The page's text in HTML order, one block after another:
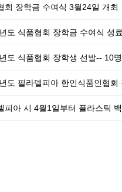
회 장학금 수여식 3월24일 개최
도 식품협회 장학금 수여식 성료
도 식품협회 장학생 선발-- 10
도 필라델피아 한인식품인협회
피아 시 4월1일부터 플라스틱